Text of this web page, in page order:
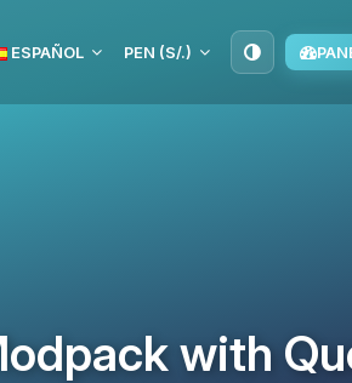
ESPAÑOL PEN (S/.)
with